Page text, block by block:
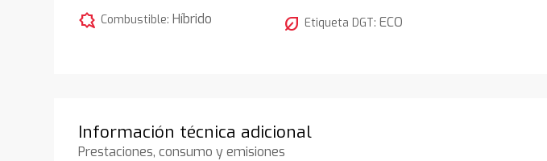
comic_bubble Combustible:Híbrido nest_eco_leaf Etiqueta DGT:ECO
Información técnica adicional
Prestaciones, consumo y emisiones